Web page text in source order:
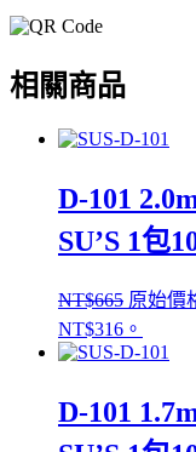
相關商品
D-101
SU’S 1包
NT$665 原始價
NT$316。
D-101